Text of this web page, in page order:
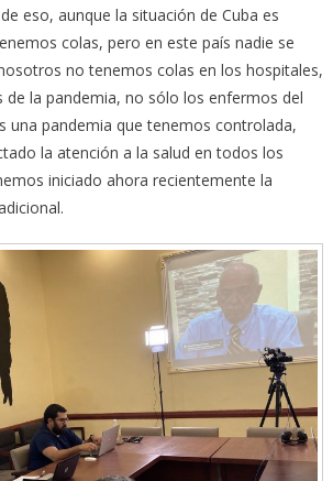
eso, aunque la situación de Cuba es
colas, pero en este país nadie se
no tenemos colas en los hospitales,
la pandemia, no sólo los enfermos del
una pandemia que tenemos controlada,
la atención a la salud en todos los
iniciado ahora recientemente la